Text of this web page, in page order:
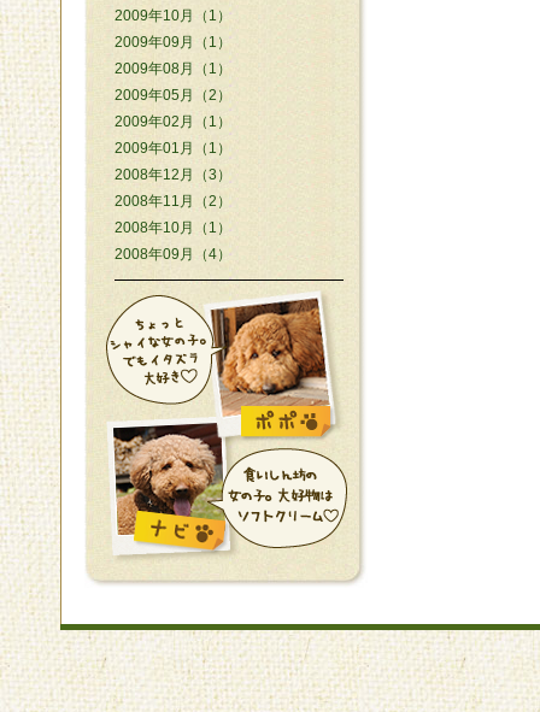
2009年10月（1）
2009年09月（1）
2009年08月（1）
2009年05月（2）
2009年02月（1）
2009年01月（1）
2008年12月（3）
2008年11月（2）
2008年10月（1）
2008年09月（4）